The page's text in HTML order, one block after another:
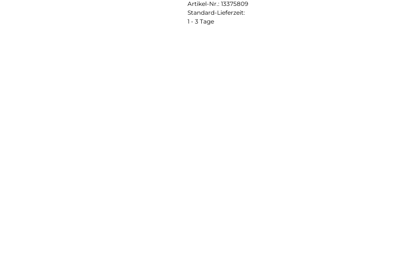
Artikel-Nr.: 13375809
Standard-Lieferzeit:
1 - 3 Tage